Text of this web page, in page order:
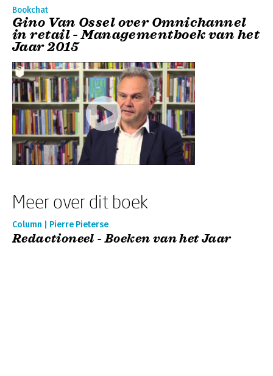
Bookchat
Gino Van Ossel over Omnichannel
in retail - Managementboek van het
Jaar 2015
Meer over dit boek
Column | Pierre Pieterse
Redactioneel - Boeken van het Jaar